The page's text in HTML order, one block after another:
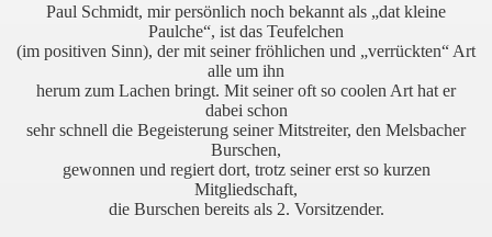
Paul Schmidt, mir persönlich noch bekannt als „dat kleine
Paulche“, ist das Teufelchen
(im positiven Sinn), der mit seiner fröhlichen und „verrückten“ Art
alle um ihn
herum zum Lachen bringt. Mit seiner oft so coolen Art hat er
dabei schon
sehr schnell die Begeisterung seiner Mitstreiter, den Melsbacher
Burschen,
gewonnen und regiert dort, trotz seiner erst so kurzen
Mitgliedschaft,
die Burschen bereits als 2. Vorsitzender.